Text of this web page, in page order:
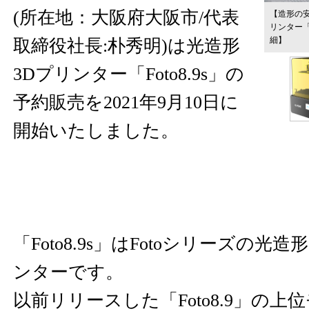
【造形の
リンター
細】
(所在地：大阪府大阪市/代表
取締役社長:朴秀明)は光造形
3Dプリンター「Foto8.9s」の
予約販売を2021年9月10日に
開始いたしました。
「Foto8.9s」はFotoシリーズの光造
ンターです。
以前リリースした「Foto8.9」の上